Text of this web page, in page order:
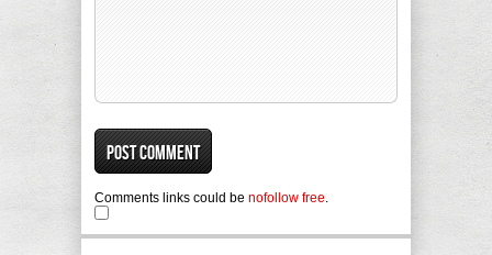
Comments links could be nofollow free.